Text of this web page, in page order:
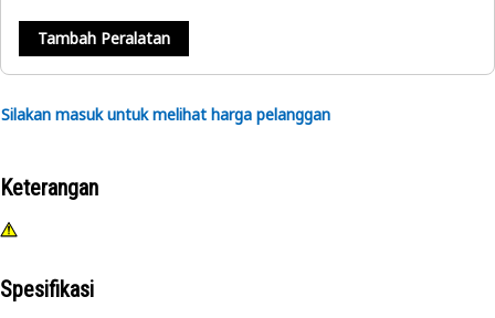
Tambah Peralatan
Silakan masuk untuk melihat harga pelanggan
Keterangan
Spesifikasi